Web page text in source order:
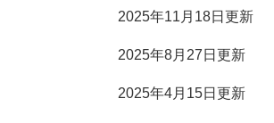
2025年11月18日更新
2025年8月27日更新
2025年4月15日更新